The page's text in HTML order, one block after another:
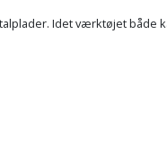
Idet værktøjet både